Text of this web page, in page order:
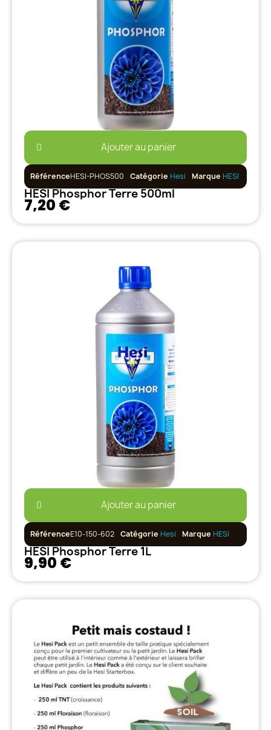
Ajouter au panier
RéférenceHESI-PHOS500 Catégorie Hesi Marque HESI
HESI Phosphor Terre 500ml
7,20 €
Ajouter au panier
RéférenceE10-150-602 Catégorie Hesi Marque HESI
HESI Phosphor Terre 1L
9,90 €